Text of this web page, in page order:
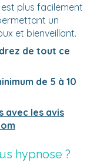
plus facilement
un
et bienveillant.
de tout ce
de 5 à 10
avec les avis
hypnose ?